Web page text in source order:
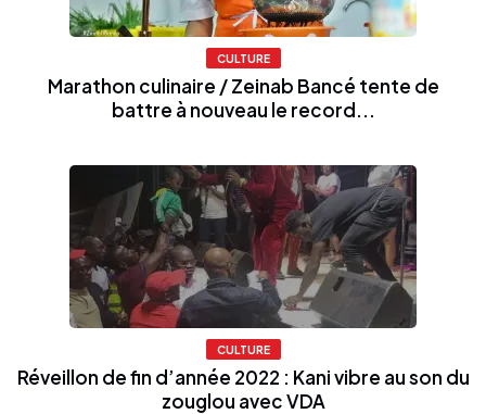
CULTURE
Marathon culinaire / Zeinab Bancé tente de
battre à nouveau le record...
CULTURE
Réveillon de fin d’année 2022 : Kani vibre au son du
zouglou avec VDA